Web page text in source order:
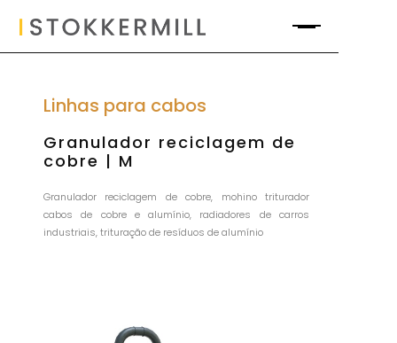
Linhas para cabos
Granulador reciclagem de
cobre | M
Granulador reciclagem de cobre, mohino triturador
cabos de cobre e alumínio, radiadores de carros
industriais, trituração de resíduos de alumínio